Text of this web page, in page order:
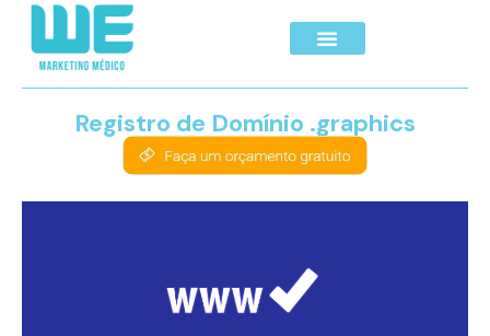
Registro de Domínio .graphics